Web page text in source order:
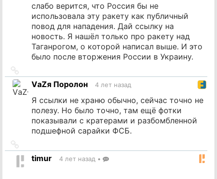
слабо верится, что Россия бы не
использовала эту ракету как публичный
повод для нападения. Дай ссылку на
новость. Я нашёл только про ракету над
Таганрогом, о которой написал выше. И это
было после вторжения России в Украину.
на
источник
VаZя Поролон 4 лет назад
Я ссылки не храню обычно, сейчас точно не
полезу. Но было точно, там ещё фотки
показывали с кратерами и разбомбленной
подшефной сарайки ФСБ.
на
источник
timur 4 лет назад •